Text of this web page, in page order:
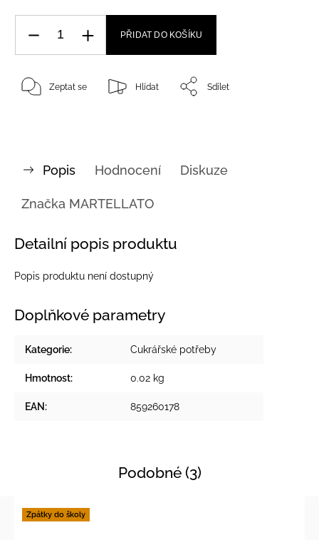
PŘIDAT DO KOŠÍKU
Zeptat se Hlídat Sdílet
Popis Hodnocení Diskuze
Značka MARTELLATO
Detailní popis produktu
Popis produktu není dostupný
Doplňkové parametry
Kategorie: Cukrářské potřeby
Hmotnost: 0.02 kg
EAN: 859260178
Podobné (3)
Zpátky do školy